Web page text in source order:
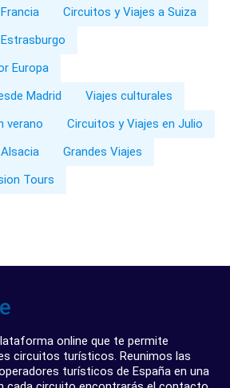
Circuitos y Viajes a Suiza
Europa
Madrid
Viajes culturales
verano
Circuitos y Viajes en Julio
Grandes Viajes
Tours
online que te permite
circuitos turísticos. Reunimos las
turísticos de España en una